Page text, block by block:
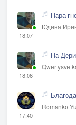
18:07
Пара
Юдина
18:06
На
17:40
Romanko